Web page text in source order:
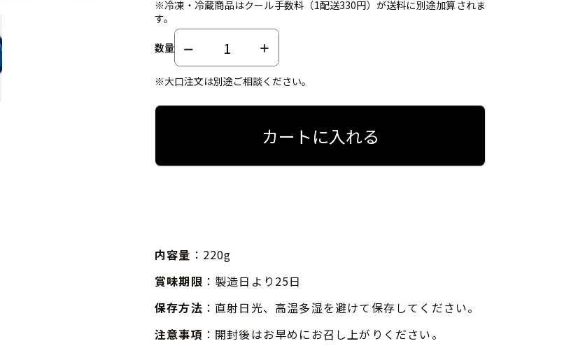
※冷凍・冷蔵商品はクール手数料（1配送330円）が送料に別途加算されま
す。
数量
※大口注文は別途ご相談ください。
カートに入れる
内容量 ：220g
賞味期限 ：製造日より25日
保存方法 ：直射日光、高温多湿を避けて保存してください。
注意事項 ：開封後はお早めにお召し上がりください。